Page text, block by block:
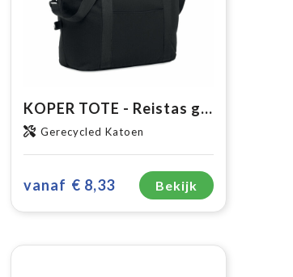
KOPER TOTE - Reistas gerecycled materiaal
Gerecycled Katoen
vanaf € 8,33 Bekijk